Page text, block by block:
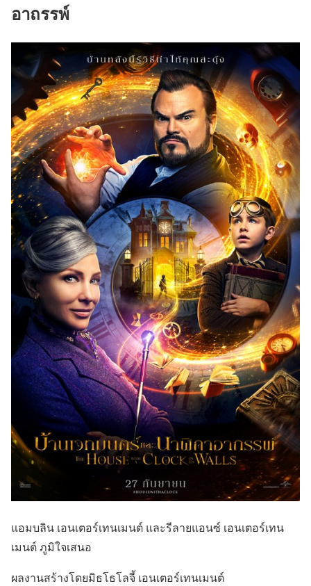
อาถรรพ์
แอมบลิน เอนเตอร์เทนเมนต์ และรีลายแอนซ์ เอนเตอร์เทน
เมนต์ ภูมิใจเสนอ
ผลงานสร้างโดยมิธโธโลจี้ เอนเตอร์เทนเมนต์